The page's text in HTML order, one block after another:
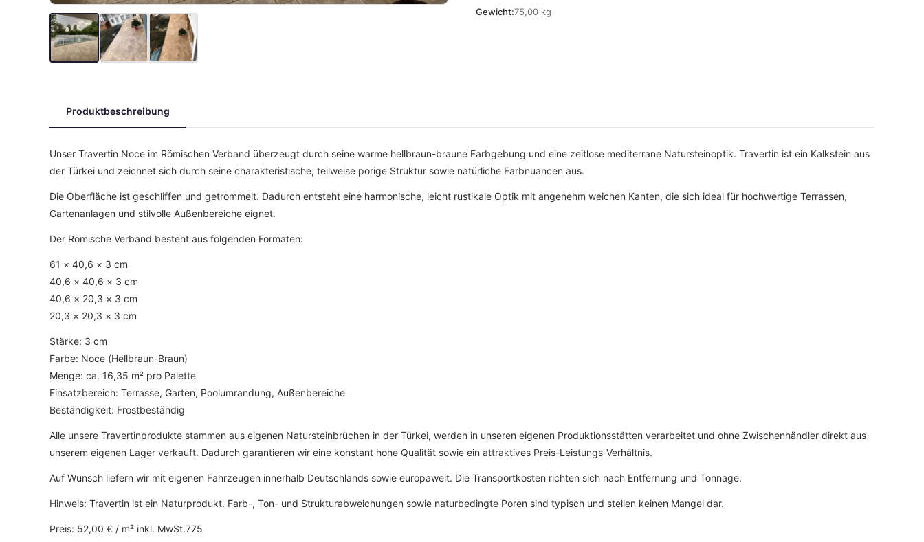
Gewicht:75,00 kg
Produktbeschreibung
Unser Travertin Noce im Römischen Verband überzeugt durch seine warme hellbraun-braune Farbgebung und eine zeitlose mediterrane Natursteinoptik. Travertin ist ein Kalkstein aus
der Türkei und zeichnet sich durch seine charakteristische, teilweise porige Struktur sowie natürliche Farbnuancen aus.
Die Oberfläche ist geschliffen und getrommelt. Dadurch entsteht eine harmonische, leicht rustikale Optik mit angenehm weichen Kanten, die sich ideal für hochwertige Terrassen,
Gartenanlagen und stilvolle Außenbereiche eignet.
Der Römische Verband besteht aus folgenden Formaten:
61 × 40,6 × 3 cm
40,6 × 40,6 × 3 cm
40,6 × 20,3 × 3 cm
20,3 × 20,3 × 3 cm
Stärke: 3 cm
Farbe: Noce (Hellbraun-Braun)
Menge: ca. 16,35 m² pro Palette
Einsatzbereich: Terrasse, Garten, Poolumrandung, Außenbereiche
Beständigkeit: Frostbeständig
Alle unsere Travertinprodukte stammen aus eigenen Natursteinbrüchen in der Türkei, werden in unseren eigenen Produktionsstätten verarbeitet und ohne Zwischenhändler direkt aus
unserem eigenen Lager verkauft. Dadurch garantieren wir eine konstant hohe Qualität sowie ein attraktives Preis-Leistungs-Verhältnis.
Auf Wunsch liefern wir mit eigenen Fahrzeugen innerhalb Deutschlands sowie europaweit. Die Transportkosten richten sich nach Entfernung und Tonnage.
Hinweis: Travertin ist ein Naturprodukt. Farb-, Ton- und Strukturabweichungen sowie naturbedingte Poren sind typisch und stellen keinen Mangel dar.
Preis: 52,00 € / m² inkl. MwSt.775